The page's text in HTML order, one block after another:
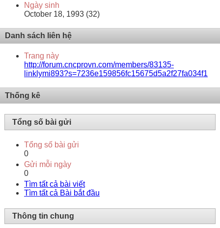
Ngày sinh
October 18, 1993 (32)
Danh sách liên hệ
Trang này
http://forum.cncprovn.com/members/83135-
linklymi893?s=7236e159856fc15675d5a2f27fa034f1
Thống kê
Tổng số bài gửi
Tổng số bài gửi
0
Gửi mỗi ngày
0
Tìm tất cả bài viết
Tìm tất cả Bài bắt đầu
Thông tin chung